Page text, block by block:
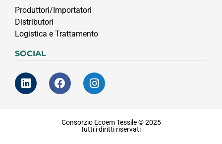
Produttori/Importatori
Distributori
Logistica e Trattamento
SOCIAL
Consorzio Ecoem Tessile © 2025
Tutti i diritti riservati